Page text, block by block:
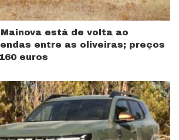
está de volta ao
entre as oliveiras; preços
euros